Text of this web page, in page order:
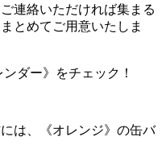
連絡いただければ集まる
とめてご用意いたしま
ダー》をチェック！
は、《オレンジ》の缶バ